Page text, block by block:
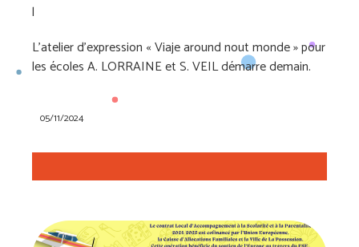
l
L’atelier d’expression « Viaje around nout monde » pour
les écoles A. LORRAINE et S. VEIL démarre demain.
05/11/2024